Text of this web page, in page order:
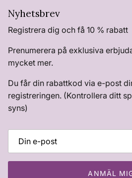
Nyhetsbrev
Registrera dig och få 10 % rabatt
Prenumerera på exklusiva
mycket mer.
Du får din rabattkod via e-post
registreringen. (Kontrollera ditt
syns)
ANMÄL